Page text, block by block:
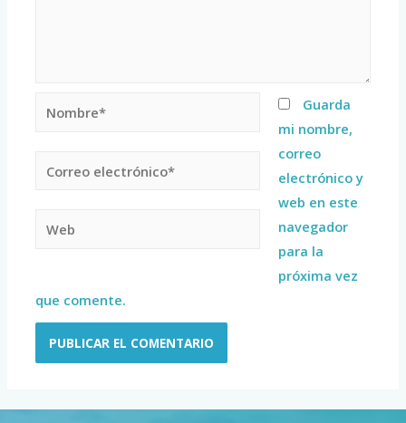
Guarda
mi nombre,
correo
electrónico y
web en este
navegador
para la
próxima vez
que comente.